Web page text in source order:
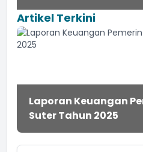
Artikel Terkini
Laporan Keuangan
Suter Tahun 2025